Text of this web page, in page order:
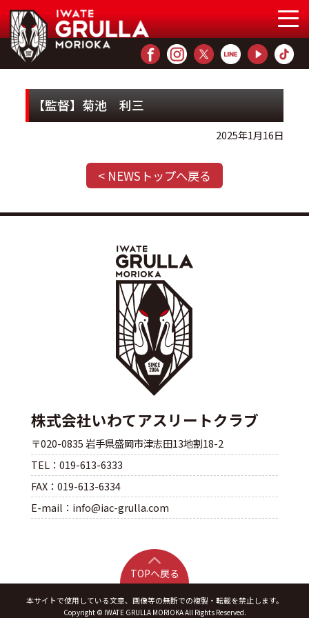
【監督】菊池 利三
2025年1月16日
< NEWSトップへ戻る
株式会社いわてアスリートクラブ
〒020-0835 岩手県盛岡市津志田13地割18-2
TEL：019-613-6333
FAX：019-613-6334
E-mail：info@iac-grulla.com
TOPへ戻る
本サイトで使用している文章、画像等の無断での複製・転載を禁止します。
Copyright © IWATE GRULLA MORIOKA All Rights Reserved.